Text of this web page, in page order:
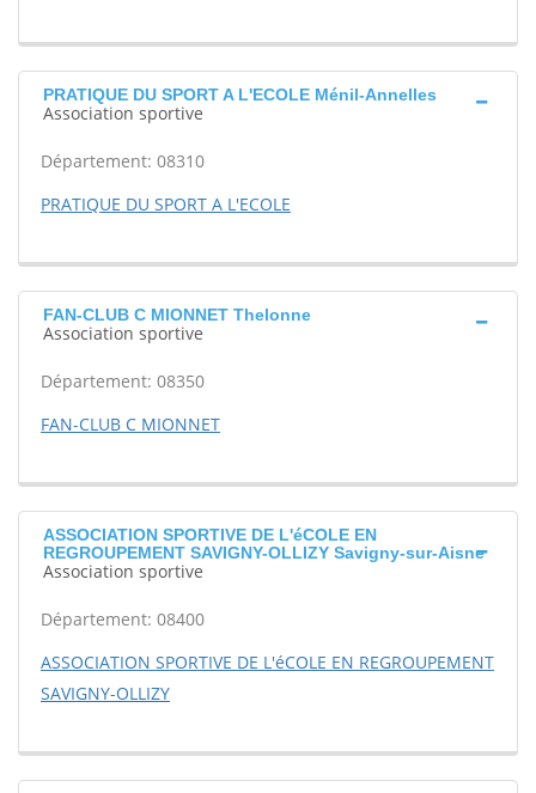
PRATIQUE DU SPORT A L'ECOLE Ménil-Annelles
Association sportive
Département: 08310
PRATIQUE DU SPORT A L'ECOLE
FAN-CLUB C MIONNET Thelonne
Association sportive
Département: 08350
FAN-CLUB C MIONNET
ASSOCIATION SPORTIVE DE L'éCOLE EN
REGROUPEMENT SAVIGNY-OLLIZY Savigny-sur-Aisne
Association sportive
Département: 08400
ASSOCIATION SPORTIVE DE L'éCOLE EN REGROUPEMENT
SAVIGNY-OLLIZY